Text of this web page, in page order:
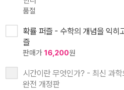
품절
확률 퍼즐 - 수학의 개념을 익히
즐
판매가 16,200원
시간이란 무엇인가? - 최신 과
완전 개정판